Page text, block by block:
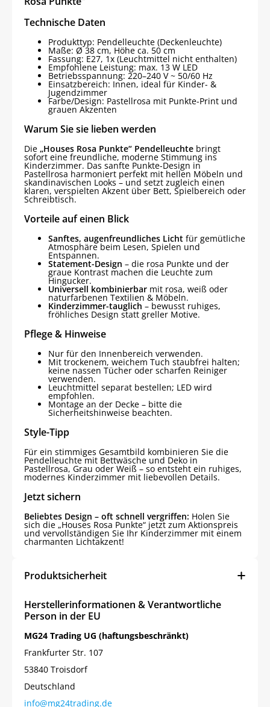
Technische Daten
Produkttyp: Pendelleuchte (Deckenleuchte)
Maße: Ø 38 cm, Höhe ca. 50 cm
Fassung: E27, 1x (Leuchtmittel nicht enthalten)
Empfohlene Leistung: max. 13 W LED
Betriebsspannung: 220–240 V ~ 50/60 Hz
Einsatzbereich: Innen, ideal für Kinder- &
Jugendzimmer
Farbe/Design: Pastellrosa mit Punkte-Print und
grauen Akzenten
Warum Sie sie lieben werden
Die „Houses Rosa Punkte“ Pendelleuchte bringt
sofort eine freundliche, moderne Stimmung ins
Kinderzimmer. Das sanfte Punkte-Design in
Pastellrosa harmoniert perfekt mit hellen Möbeln und
skandinavischen Looks – und setzt zugleich einen
klaren, verspielten Akzent über Bett, Spielbereich oder
Schreibtisch.
Vorteile auf einen Blick
Sanftes, augenfreundliches Licht für gemütliche
Atmosphäre beim Lesen, Spielen und
Entspannen.
Statement-Design – die rosa Punkte und der
graue Kontrast machen die Leuchte zum
Hingucker.
Universell kombinierbar mit rosa, weiß oder
naturfarbenen Textilien & Möbeln.
Kinderzimmer-tauglich – bewusst ruhiges,
fröhliches Design statt greller Motive.
Pflege & Hinweise
Nur für den Innenbereich verwenden.
Mit trockenem, weichem Tuch staubfrei halten;
keine nassen Tücher oder scharfen Reiniger
verwenden.
Leuchtmittel separat bestellen; LED wird
empfohlen.
Montage an der Decke – bitte die
Sicherheitshinweise beachten.
Style-Tipp
Für ein stimmiges Gesamtbild kombinieren Sie die
Pendelleuchte mit Bettwäsche und Deko in
Pastellrosa, Grau oder Weiß – so entsteht ein ruhiges,
modernes Kinderzimmer mit liebevollen Details.
Jetzt sichern
Beliebtes Design – oft schnell vergriffen: Holen Sie
sich die „Houses Rosa Punkte“ jetzt zum Aktionspreis
und vervollständigen Sie Ihr Kinderzimmer mit einem
charmanten Lichtakzent!
Produktsicherheit
Herstellerinformationen & Verantwortliche
Person in der EU
MG24 Trading UG (haftungsbeschränkt)
Frankfurter Str. 107
53840 Troisdorf
Deutschland
info@mg24trading.de